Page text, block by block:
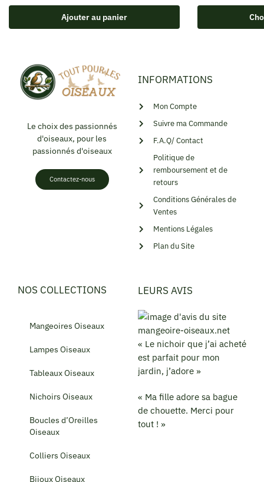
Ajouter au panier
Le choix des passionnés
d'oiseaux, pour les
passionnés d'oiseaux
Contactez-nous
INFORMATIONS
Mon Compte
Suivre ma Commande
F.A.Q/ Contact
Politique de
remboursement et de
retours
Conditions Générales de
Ventes
Mentions Légales
Plan du Site
NOS COLLECTIONS
Mangeoires Oiseaux
Lampes Oiseaux
Tableaux Oiseaux
Nichoirs Oiseaux
Boucles d’Oreilles
Oiseaux
Colliers Oiseaux
Bijoux Oiseaux
LEURS AVIS
« Le nichoir que j’ai acheté
est parfait pour mon
jardin, j’adore »
« Ma fille adore sa bague
de chouette. Merci pour
tout ! »